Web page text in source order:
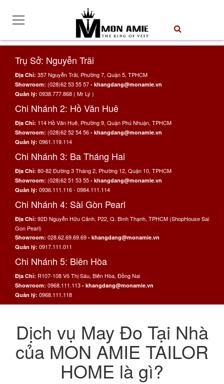
Trụ Sở: Nguyễn Trãi
Địa Chỉ: 357 Nguyễn Trãi, Phường 7, Quận 5, TPHCM
Showroom: (028)62 53 55 57 - khangdang@monamie.vn
Quản lý: 0938.777.868 ( Mr Lý )
Chi Nhánh 2: Hồ Văn Huê
Địa Chỉ: 114 Hồ Văn Huê, Phường 9, Quận Phú Nhuận, TPHCM
Showroom: (028)62 52 54 56 - khangdang@monamie.vn
Quản lý: 0961.119.114
Chi Nhánh 3: Ba Tháng Hai
Địa Chỉ: 80-82 Đường 3 Tháng 2, Phường 12, Quận 10, TPHCM
Showroom: (028)62 51 53 55 - khangdang@monamie.vn
Quản lý: 0936.111.116 - 0984.111.114
Chi Nhánh 4: Sài Gòn Pearl
Địa Chỉ: 92D Nguyễn Hữu Cảnh, P22, Q. Bình Thạnh, TPHCM (ShopHouse Sai
Gon Pearl)
Showroom: 028.62.69.69.69 - khangdang@monamie.vn
Quản lý: 0917.111.011
Chi Nhánh 5: Biên Hòa
Địa Chỉ: R107-108 Võ Thị Sáu, Biên Hòa, Đồng Nai
Showroom: 0968.111.113 - khangdang@monamie.vn
Quản lý: 0968.111.118
Dịch vụ May Đo Tại Nhà
của MON AMIE TAILOR
HOME là gì?